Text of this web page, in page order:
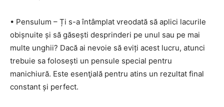
• Pensulum – Ți s-a întâmplat vreodată să aplici lacurile
obișnuite și să găsești desprinderi pe unul sau pe mai
multe unghii? Dacă ai nevoie să eviți acest lucru, atunci
trebuie sa folosești un pensule special pentru
manichiură. Este esenţială pentru atins un rezultat final
constant și perfect.